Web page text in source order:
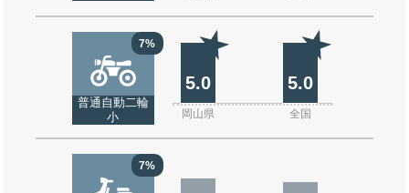
7%
普通自動二輪
小
5.0 5.0
岡山県 全国
7%